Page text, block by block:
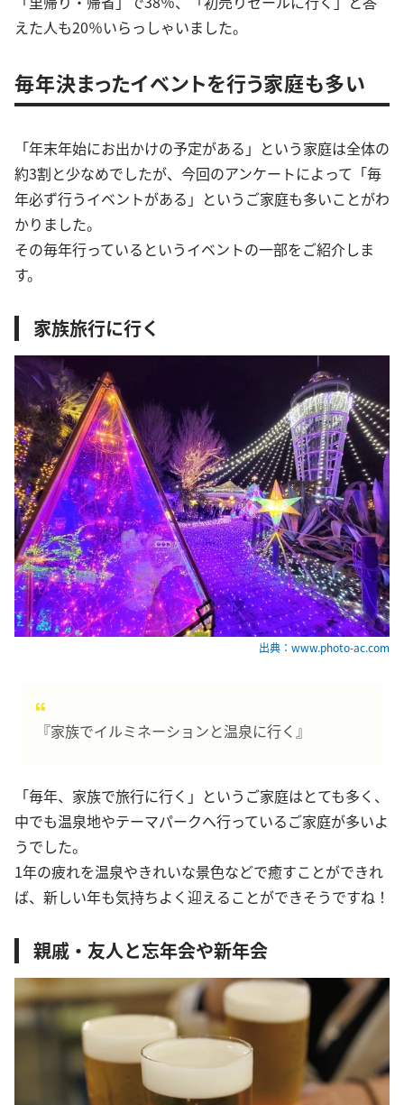
えた人も20％いらっしゃいました。
毎年決まったイベントを行う家庭も多い
「年末年始にお出かけの予定がある」という家庭は全体の
約3割と少なめでしたが、今回のアンケートによって「毎
年必ず行うイベントがある」というご家庭も多いことがわ
かりました。
その毎年行っているというイベントの一部をご紹介しま
す。
家族旅行に行く
出典：www.photo-ac.com
『家族でイルミネーションと温泉に行く』
「毎年、家族で旅行に行く」というご家庭はとても多く、
中でも温泉地やテーマパークへ行っているご家庭が多いよ
うでした。
1年の疲れを温泉やきれいな景色などで癒すことができれ
ば、新しい年も気持ちよく迎えることができそうですね！
親戚・友人と忘年会や新年会